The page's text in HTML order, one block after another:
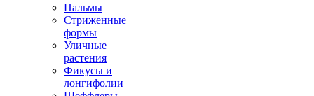
Пальмы
Стриженные
формы
Уличные
растения
Фикусы и
лонгифолии